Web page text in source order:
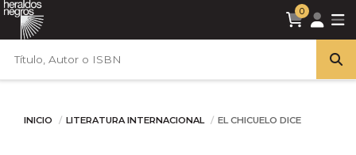
0
INICIO LITERATURA INTERNACIONAL EL CHICUELO DICE